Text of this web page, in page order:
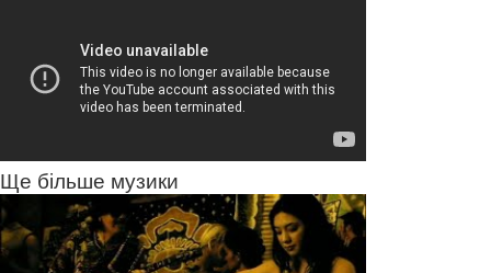
Ще більше музики